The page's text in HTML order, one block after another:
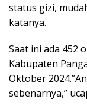
status gizi,
katanya.
Saat ini ada 452
Kabupaten
Oktober
sebenarnya,”